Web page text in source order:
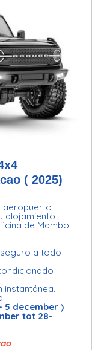
( 2025)
aeropuerto
alojamiento
de Mambo
a todo
5 december )
tot 28-